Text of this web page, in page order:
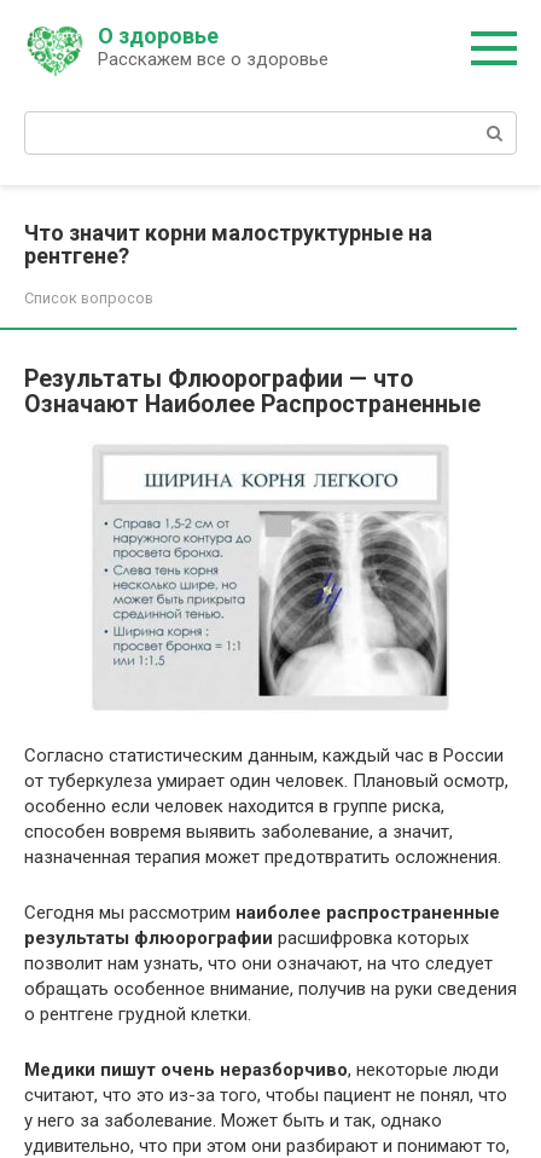
контенту
О здоровье
Расскажем все о здоровье
Поиск:
Что значит корни малоструктурные на
рентгене?
Список вопросов
Результаты Флюорографии — что
Означают Наиболее Распространенные
Согласно статистическим данным, каждый час в России
от туберкулеза умирает один человек. Плановый осмотр,
особенно если человек находится в группе риска,
способен вовремя выявить заболевание, а значит,
назначенная терапия может предотвратить осложнения.
Сегодня мы рассмотрим наиболее распространенные
результаты флюорографии расшифровка которых
позволит нам узнать, что они означают, на что следует
обращать особенное внимание, получив на руки сведения
о рентгене грудной клетки.
Медики пишут очень неразборчиво, некоторые люди
считают, что это из-за того, чтобы пациент не понял, что
у него за заболевание. Может быть и так, однако
удивительно, что при этом они разбирают и понимают то,